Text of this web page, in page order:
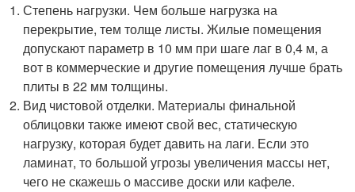
Степень нагрузки. Чем больше нагрузка на
перекрытие, тем толще листы. Жилые помещения
допускают параметр в 10 мм при шаге лаг в 0,4 м, а
вот в коммерческие и другие помещения лучше брать
плиты в 22 мм толщины.
Вид чистовой отделки. Материалы финальной
облицовки также имеют свой вес, статическую
нагрузку, которая будет давить на лаги. Если это
ламинат, то большой угрозы увеличения массы нет,
чего не скажешь о массиве доски или кафеле.